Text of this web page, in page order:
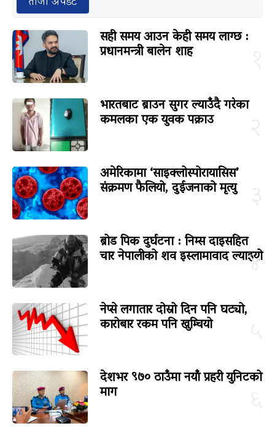
सही समय आउन केही समय लाग्छ :
प्रधानमन्त्री बालेन शाह
भारतबाट ब्राउन सुगर ल्याउँदै गरेका
कमलका एक युवक पक्राउ
अमेरिकामा ‘साइक्लोस्पोरायासिस’
संक्रमण फैलियो, दुईजनाको मृत्यु
४
ब्रोड पिक दुर्घटना : निम्स दाइसहित
चार नेपालीको शव इस्लामावाद ल्याइयो
नेप्से लगातार दोस्रो दिन पनि घट्यो,
कारोबार रकम पनि खुम्चियो
देशभर ९७० ठाउँमा नयाँ प्रहरी युनिटको
माग